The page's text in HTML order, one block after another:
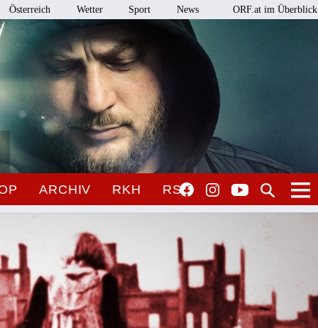
Österreich Wetter Sport News ORF.at im Überblick
ARCHIV RKH RSO